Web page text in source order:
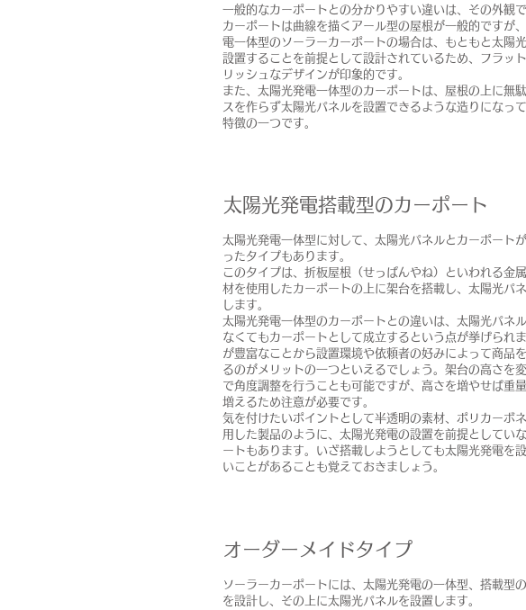
一般的なカーポートとの分かりやすい違いは、その外観で
カーポートは曲線を描くアール型の屋根が一般的ですが
電一体型のソーラーカーポートの場合は、もともと太陽
設置することを前提として設計されているため、フラッ
リッシュなデザインが印象的です。
また、太陽光発電一体型のカーポートは、屋根の上に無
スを作らず太陽光パネルを設置できるような造りになっ
特徴の一つです。
太陽光発電搭載型のカーポート
太陽光発電一体型に対して、太陽光パネルとカーポート
ったタイプもあります。
このタイプは、折板屋根（せっぱんやね）といわれる金
材を使用したカーポートの上に架台を搭載し、太陽光パ
します。
太陽光発電一体型のカーポートとの違いは、太陽光パネ
なくてもカーポートとして成立するという点が挙げられ
が豊富なことから設置環境や依頼者の好みによって商品
るのがメリットの一つといえるでしょう。架台の高さを
で角度調整を行うことも可能ですが、高さを増やせば重
増えるため注意が必要です。
気を付けたいポイントとして半透明の素材、ポリカーボ
用した製品のように、太陽光発電の設置を前提としてい
ートもあります。いざ搭載しようとしても太陽光発電を
いことがあることも覚えておきましょう。
オーダーメイドタイプ
ソーラーカーポートには、太陽光発電の一体型、搭載型
を設計し、その上に太陽光パネルを設置します。